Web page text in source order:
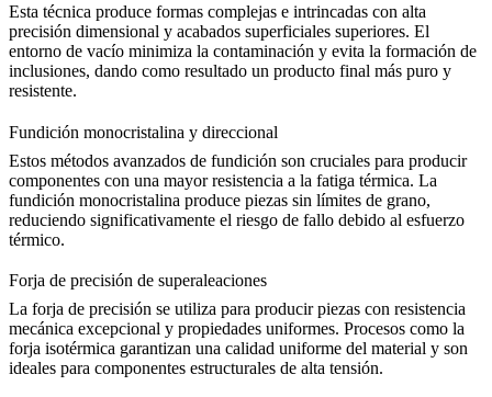
Esta técnica produce formas complejas e intrincadas con alta
precisión dimensional y acabados superficiales superiores. El
entorno de vacío minimiza la contaminación y evita la formación de
inclusiones, dando como resultado un producto final más puro y
resistente.
Fundición monocristalina y direccional
Estos métodos avanzados de fundición son cruciales para producir
componentes con una mayor resistencia a la fatiga térmica. La
fundición monocristalina produce piezas sin límites de grano,
reduciendo significativamente el riesgo de fallo debido al esfuerzo
térmico.
Forja de precisión de superaleaciones
La forja de precisión se utiliza para producir piezas con resistencia
mecánica excepcional y propiedades uniformes. Procesos como la
forja isotérmica garantizan una calidad uniforme del material y son
ideales para componentes estructurales de alta tensión.